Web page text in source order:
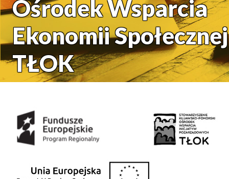
Ośrodek Wsparcia
Ekonomii Społecznej
TŁOK